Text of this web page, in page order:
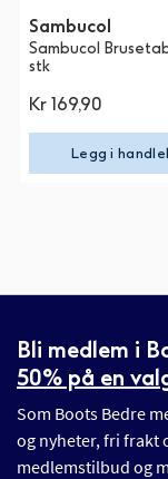
Sambucol
Sambucol
stk
Kr 169,90
Legg i
Bli medlem i
50% på en
Som Boots Bedre
og nyheter, fri frakt
medlemstilbud og